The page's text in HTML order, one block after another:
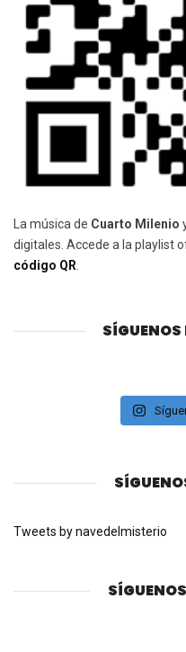
La música de Cuarto Milenio
digitales. Accede a la playlist
código QR
Tweets by navedelmisterio